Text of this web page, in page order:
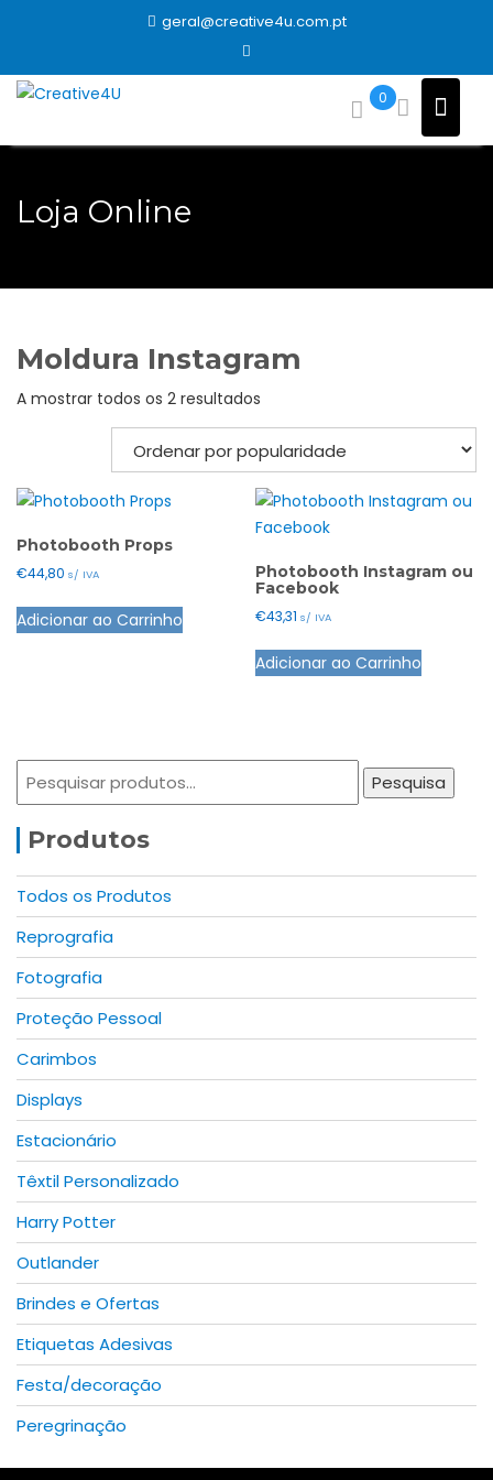
geral@creative4u.com.pt
0
Loja Online
Moldura Instagram
A mostrar todos os 2 resultados
por
popularidade
Photobooth Props
€44,80 s/ IVA
Adicionar ao Carrinho
Photobooth Instagram ou
Facebook
€43,31 s/ IVA
Adicionar ao Carrinho
Pesquisar
Pesquisa
Produtos
Todos os Produtos
Reprografia
Fotografia
Proteção Pessoal
Carimbos
Displays
Estacionário
Têxtil Personalizado
Harry Potter
Outlander
Brindes e Ofertas
Etiquetas Adesivas
Festa/decoração
Peregrinação